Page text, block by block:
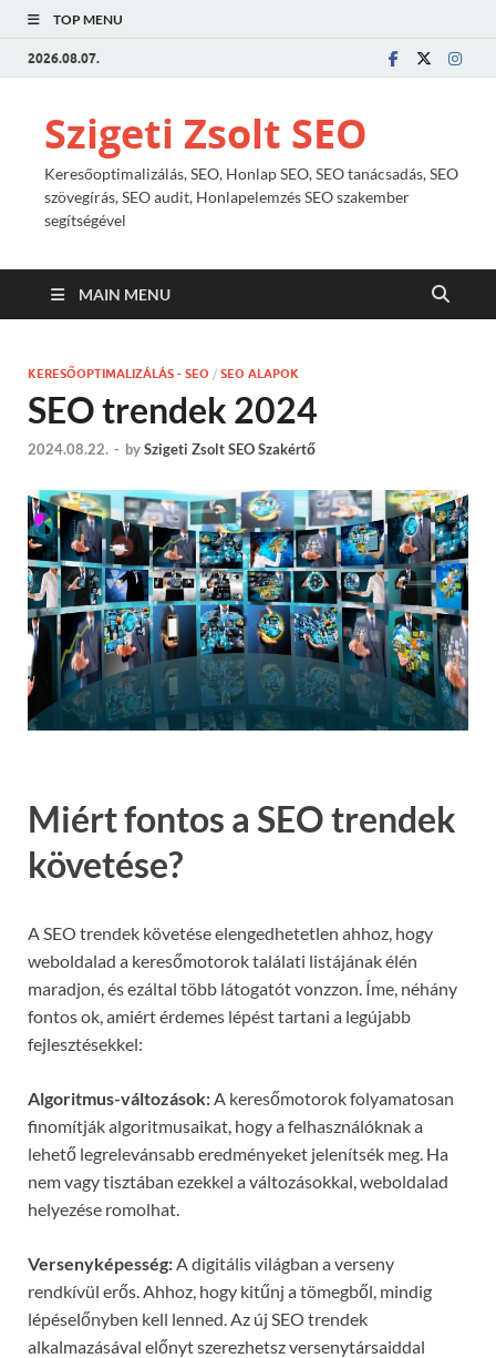
TOP MENU
2026.08.07.
Szigeti Zsolt SEO
Keresőoptimalizálás, SEO, Honlap SEO, SEO tanácsadás, SEO
szövegírás, SEO audit, Honlapelemzés SEO szakember
segítségével
MAIN MENU
KERESŐOPTIMALIZÁLÁS - SEO / SEO ALAPOK
SEO trendek 2024
2024.08.22. - bySzigeti Zsolt SEO Szakértő
Miért fontos a SEO trendek
követése?
A SEO trendek követése elengedhetetlen ahhoz, hogy
weboldalad a keresőmotorok találati listájának élén
maradjon, és ezáltal több látogatót vonzzon. Íme, néhány
fontos ok, amiért érdemes lépést tartani a legújabb
fejlesztésekkel:
Algoritmus-változások: A keresőmotorok folyamatosan
finomítják algoritmusaikat, hogy a felhasználóknak a
lehető legrelevánsabb eredményeket jelenítsék meg. Ha
nem vagy tisztában ezekkel a változásokkal, weboldalad
helyezése romolhat.
Versenyképesség: A digitális világban a verseny
rendkívül erős. Ahhoz, hogy kitűnj a tömegből, mindig
lépéselőnyben kell lenned. Az új SEO trendek
alkalmazásával előnyt szerezhetsz versenytársaiddal